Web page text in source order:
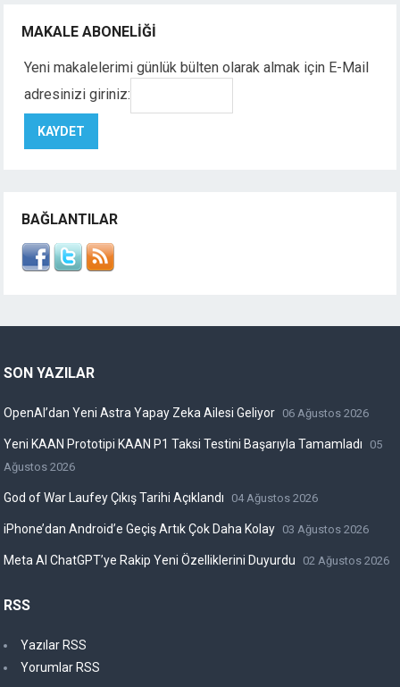
MAKALE ABONELIĞI
Yeni makalelerimi günlük bülten olarak almak için E-Mail
adresinizi giriniz:
BAĞLANTILAR
SON YAZILAR
OpenAI’dan Yeni Astra Yapay Zeka Ailesi Geliyor 06 Ağustos 2026
Yeni KAAN Prototipi KAAN P1 Taksi Testini Başarıyla Tamamladı
05
Ağustos 2026
God of War Laufey Çıkış Tarihi Açıklandı 04 Ağustos 2026
iPhone’dan Android’e Geçiş Artık Çok Daha Kolay 03 Ağustos 2026
Meta AI ChatGPT’ye Rakip Yeni Özelliklerini Duyurdu 02 Ağustos 2026
RSS
Yazılar RSS
Yorumlar RSS